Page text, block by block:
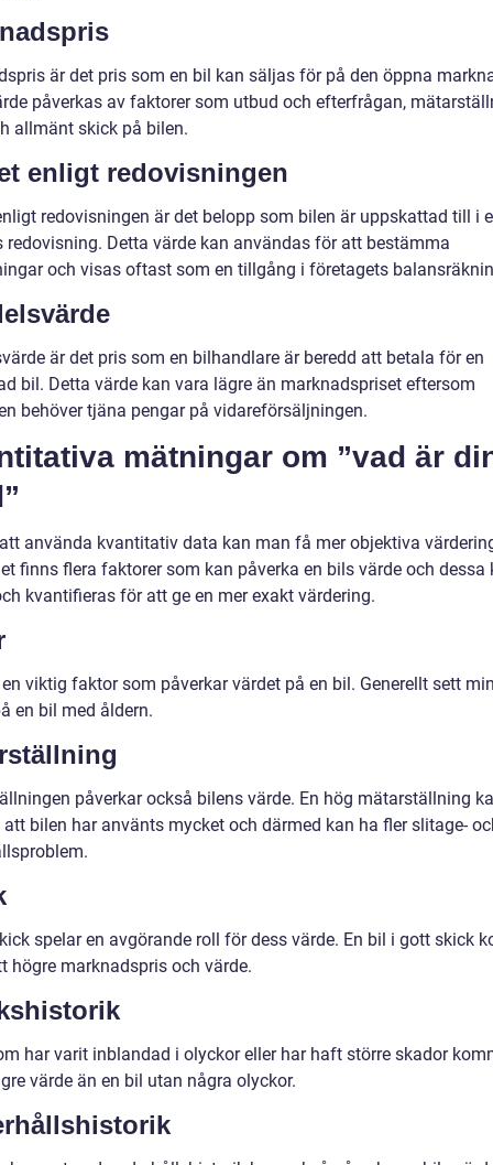
är det pris som en bil kan säljas för på den öppna
påverkas av faktorer som utbud och efterfrågan,
allmänt skick på bilen.
enligt redovisningen
redovisningen är det belopp som bilen är uppskattad till i
redovisning. Detta värde kan användas för att bestämma
och visas oftast som en tillgång i företagets
är det pris som en bilhandlare är beredd att betala för en
bil. Detta värde kan vara lägre än marknadspriset eftersom
behöver tjäna pengar på vidareförsäljningen.
mätningar om ”vad är
använda kvantitativ data kan man få mer objektiva
finns flera faktorer som kan påverka en bils värde och dessa
kvantifieras för att ge en mer exakt värdering.
viktig faktor som påverkar värdet på en bil. Generellt sett
en bil med åldern.
påverkar också bilens värde. En hög mätarställning
bilen har använts mycket och därmed kan ha fler slitage-
spelar en avgörande roll för dess värde. En bil i gott skick
högre marknadspris och värde.
har varit inblandad i olyckor eller har haft större skador
värde än en bil utan några olyckor.